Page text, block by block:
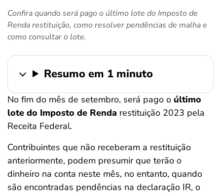
ferramentas
Confira quando será pago o último lote do Imposto de
Renda restituição, como resolver pendências de malha e
como consultar o lote.
Resumo em 1 minuto
No fim do mês de setembro, será pago o último
lote do Imposto de Renda restituição 2023 pela
Receita Federal.
Contribuintes que não receberam a restituição
anteriormente, podem presumir que terão o
dinheiro na conta neste mês, no entanto, quando
são encontradas pendências na declaração IR, o